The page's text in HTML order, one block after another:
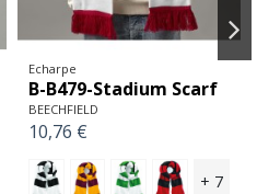
Echarpe
B-B479-Stadium Scarf
BEECHFIELD
10,76 €
+ 7